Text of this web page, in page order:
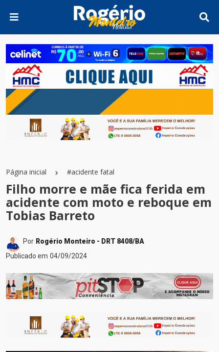
Página inicial #acidente fatal
Filho morre e mãe fica ferida em
acidente com moto e reboque em
Tobias Barreto
Por Rogério Monteiro - DRT 8408/BA
Publicado em 04/09/2024